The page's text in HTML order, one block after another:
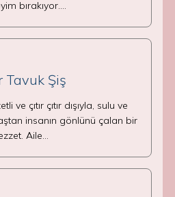
bırakıyor.…
Tavuk Şiş
ve çıtır çıtır dışıyla, sulu ve
insanın gönlünü çalan bir
Aile…